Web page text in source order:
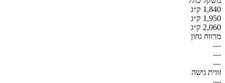
1,840 ק״ג
1,950 ק״ג
2,060 ק״ג
מרווח גחון
—
—
—
זווית גישה
—